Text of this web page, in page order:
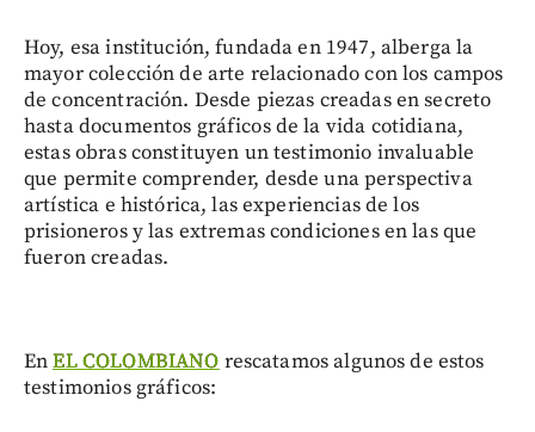
Hoy, esa institución, fundada en 1947, alberga la
mayor colección de arte relacionado con los campos
de concentración. Desde piezas creadas en secreto
hasta documentos gráficos de la vida cotidiana,
estas obras constituyen un testimonio invaluable
que permite comprender, desde una perspectiva
artística e histórica, las experiencias de los
prisioneros y las extremas condiciones en las que
fueron creadas.
EnEL COLOMBIANO rescatamos algunos de estos
testimonios gráficos: